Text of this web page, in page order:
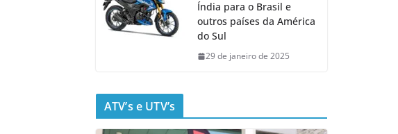
Índia para o Brasil e
outros países da América
do Sul
29 de janeiro de 2025
ATV’s e UTV’s